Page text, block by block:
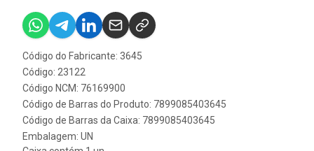
Código do Fabricante: 3645
Código: 23122
Código NCM: 76169900
Código de Barras do Produto: 7899085403645
Código de Barras da Caixa: 7899085403645
Embalagem: UN